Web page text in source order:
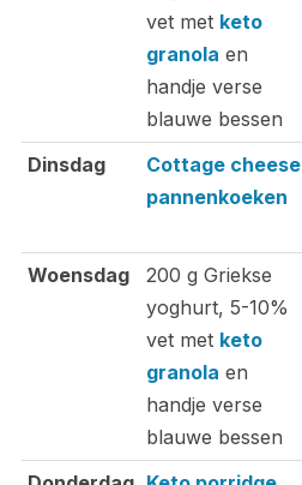
vet met keto
granola en
handje verse
blauwe bessen
Dinsdag
Cottage cheese
pannenkoeken
Woensdag
200 g Griekse
yoghurt, 5-10%
vet met keto
granola en
handje verse
blauwe bessen